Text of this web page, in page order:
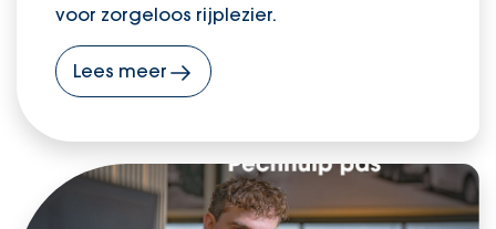
voor zorgeloos rijplezier.
Lees meer